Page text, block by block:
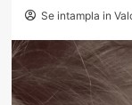
Se intampla in